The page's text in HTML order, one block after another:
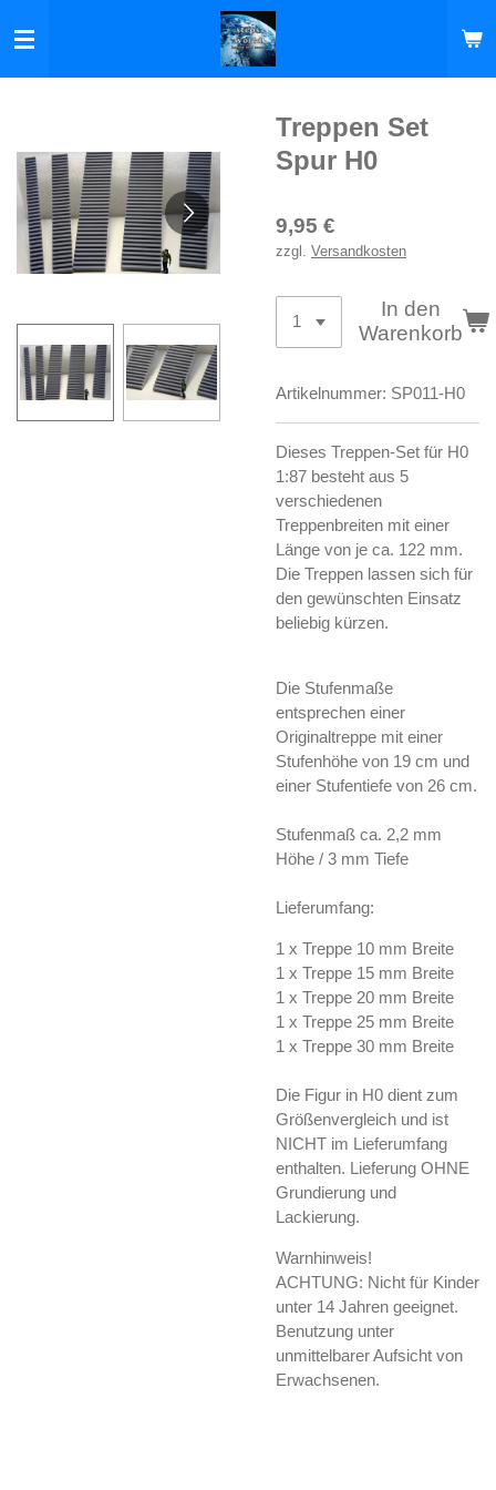
Hauptinhalt
Treppen Set
Spur H0
9,95 €
zzgl. Versandkosten
In den
Warenkorb
Artikelnummer: SP011-H0
Dieses Treppen-Set für H0
1:87 besteht aus 5
verschiedenen
Treppenbreiten mit einer
Länge von je ca. 122 mm.
Die Treppen lassen sich für
den gewünschten Einsatz
beliebig kürzen.
Die Stufenmaße
entsprechen einer
Originaltreppe mit einer
Stufenhöhe von 19 cm und
einer Stufentiefe von 26 cm.
Stufenmaß ca. 2,2 mm
Höhe / 3 mm Tiefe
Lieferumfang:
1 x Treppe 10 mm Breite
1 x Treppe 15 mm Breite
1 x Treppe 20 mm Breite
1 x Treppe 25 mm Breite
1 x Treppe 30 mm Breite
Die Figur in H0 dient zum
Größenvergleich und ist
NICHT im Lieferumfang
enthalten. Lieferung OHNE
Grundierung und
Lackierung.
Warnhinweis!
ACHTUNG: Nicht für Kinder
unter 14 Jahren geeignet.
Benutzung unter
unmittelbarer Aufsicht von
Erwachsenen.